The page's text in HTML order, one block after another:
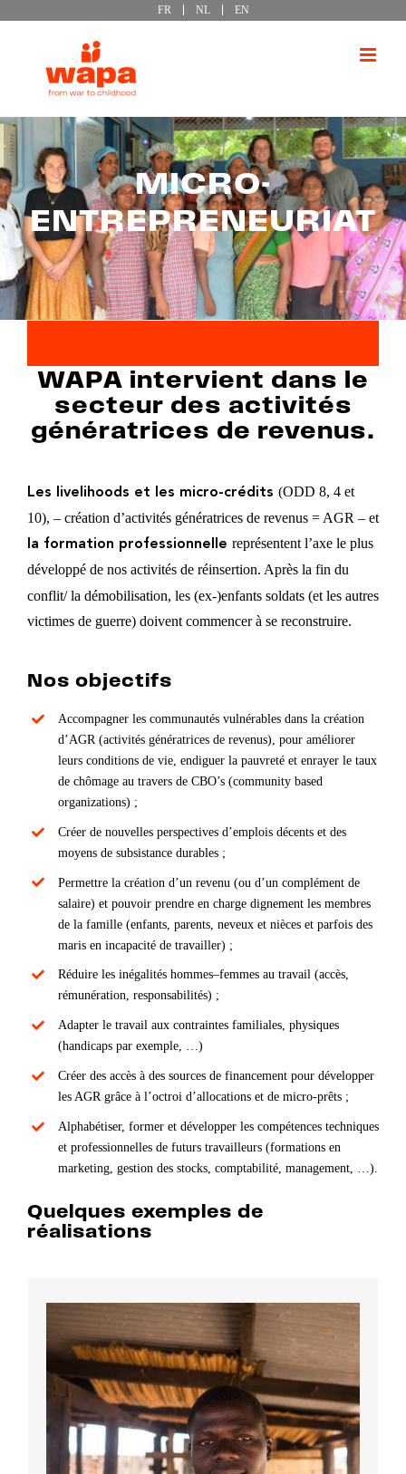
FR NL EN
MICRO-
ENTREPRENEURIAT
WAPA intervient dans le
secteur des activités
génératrices de revenus.
Les livelihoods et les micro-crédits (ODD 8, 4 et
10), – création d’activités génératrices de revenus = AGR – et
la formation professionnelle représentent l’axe le plus
développé de nos activités de réinsertion. Après la fin du
conflit/ la démobilisation, les (ex-)enfants soldats (et les autres
victimes de guerre) doivent commencer à se reconstruire.
Nos objectifs
Accompagner les communautés vulnérables dans la création
d’AGR (activités génératrices de revenus), pour améliorer
leurs conditions de vie, endiguer la pauvreté et enrayer le taux
de chômage au travers de CBO’s (community based
organizations) ;
Créer de nouvelles perspectives d’emplois décents et des
moyens de subsistance durables ;
Permettre la création d’un revenu (ou d’un complément de
salaire) et pouvoir prendre en charge dignement les membres
de la famille (enfants, parents, neveux et nièces et parfois des
maris en incapacité de travailler) ;
Réduire les inégalités hommes–femmes au travail (accès,
rémunération, responsabilités) ;
Adapter le travail aux contraintes familiales, physiques
(handicaps par exemple, …)
Créer des accès à des sources de financement pour développer
les AGR grâce à l’octroi d’allocations et de micro-prêts ;
Alphabétiser, former et développer les compétences techniques
et professionnelles de futurs travailleurs (formations en
marketing, gestion des stocks, comptabilité, management, …).
Quelques exemples de
réalisations
Ferme modèle